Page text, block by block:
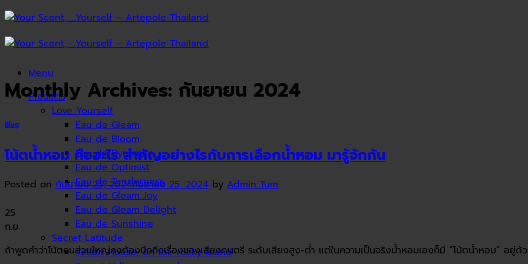
Skip
content
Menu
Products
Love Yourself
Eau de Gleam
Eau de Bloom
Eau de Dynamite
Eau de Optimist
Eau de Tenderness
Eau de Gleam Joy
Eau de Gleam Delight
Eau de Sunshine
Secret Latitude
Yellow House, on the rocky island
Monthly Archives: กันยายน 2024
Blog
โน้ตน้ำหอม คืออะไร สำคัญอย่างไรกับการเลือกน้ำหอม มารู้จักกัน
Posted on กันยายน 25, 2024กันยายน 25, 2024 by Admin Tum
25
ก.ย.
ถ้าพูดคำว่าโน้ตคนส่วนใหญ่คงต้องนึกถึงเรื่องของเสียงดนตรี ระดับเสียงสูง-ต่ำ แต่ในความเป็นจริงน้ำหอมเองก็มี “โน้ตน้ำหอม” อยู่ด้